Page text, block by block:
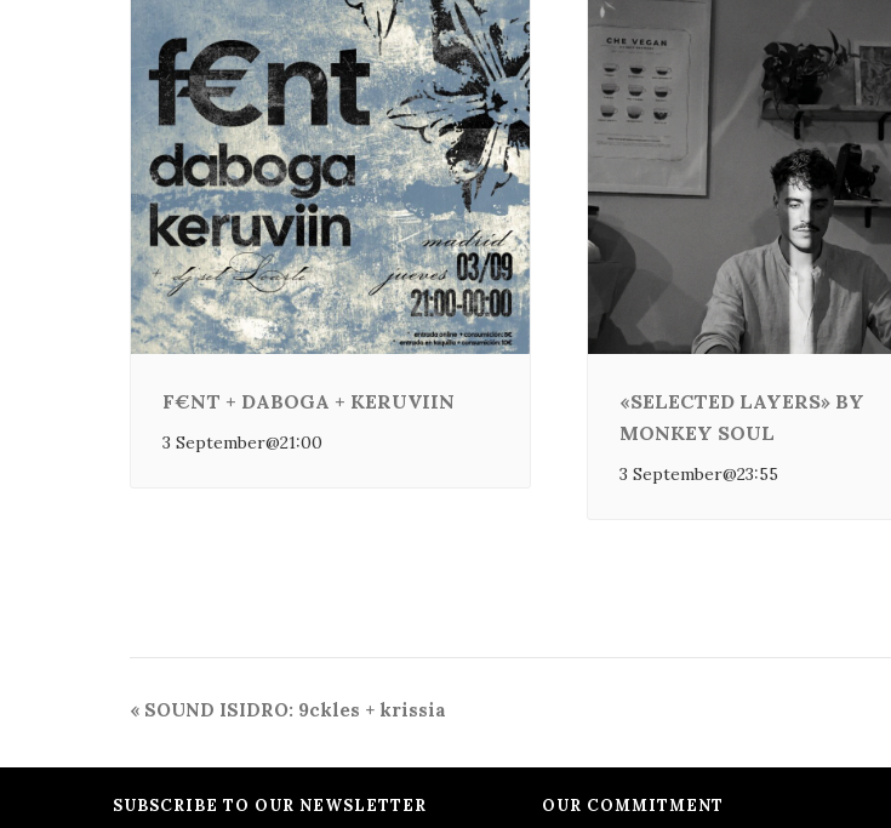
F€NT + DABOGA + KERUVIIN
3 September@21:00
«SELECTED LAYERS» BY
MONKEY SOUL
3 September@23:55
Event
« SOUND ISIDRO: 9ckles + krissia
SUBSCRIBE TO OUR NEWSLETTER OUR COMMITMENT